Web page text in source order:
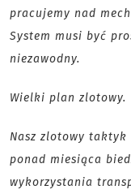
pracujemy nad
System musi być
niezawodny.
Wielki plan zlotowy.
Nasz zlotowy taktyk
ponad miesiąca
wykorzystania